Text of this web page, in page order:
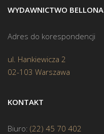
WYDAWNICTWO BELLONA
Adres do korespondencji
ul. Hankiewicza 2
02-103 Warszawa
KONTAKT
Biuro: (22) 45 70 402